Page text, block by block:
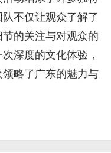
不仅让观众了解了
的关注与对观众的
深度的文化体验，
略了广东的魅力与